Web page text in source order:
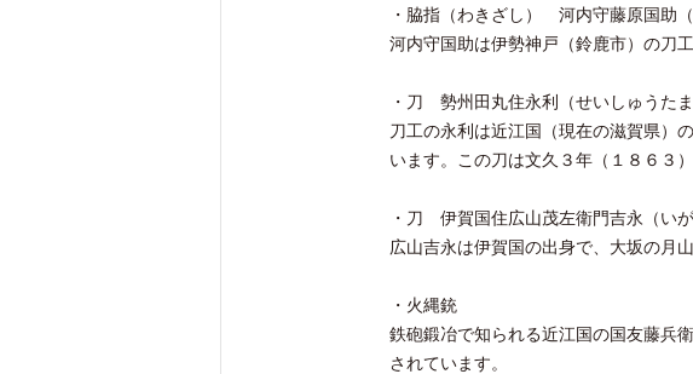
・脇指（わきざし） 河内守藤原国助
河内守国助は伊勢神戸（鈴鹿市）の刀
・刀 勢州田丸住永利（せいしゅうたま
刀工の永利は近江国（現在の滋賀県）
います。この刀は文久３年（１８６３）
・刀 伊賀国住広山茂左衛門吉永（い
広山吉永は伊賀国の出身で、大坂の月
・火縄銃
鉄砲鍛冶で知られる近江国の国友藤兵
されています。